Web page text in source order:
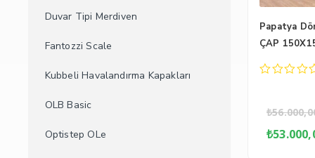
Duvar Tipi Merdiven
Fantozzi Scale
Kubbeli Havalandırma Kapakları
OLB Basic
Optistep OLe
Papatya
ÇAP
₺
₺